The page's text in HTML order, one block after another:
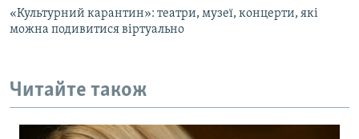
«Культурний карантин»: театри, музеї, концерти, які
можна подивитися віртуально
Читайте також